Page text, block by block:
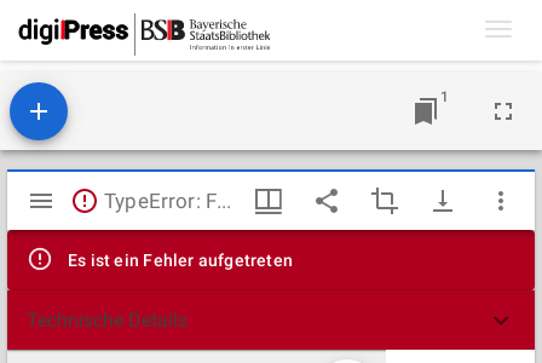
1
Mirador
Viewer
TypeError: Failed to fetch
Es ist ein Fehler aufgetreten
Technische Details